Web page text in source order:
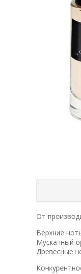
От
Верхние
Мускатный
Древесные